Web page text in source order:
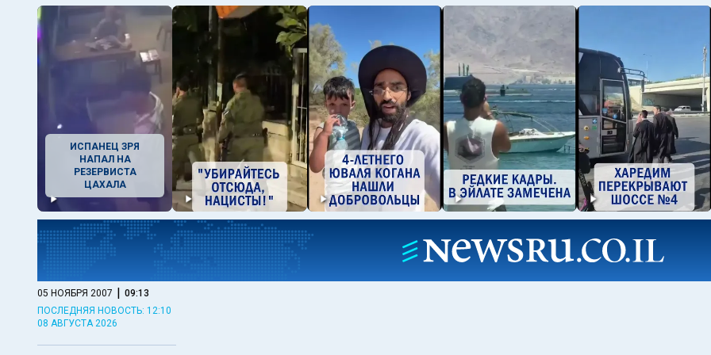
ИСПАНЕЦ ЗРЯ
НАПАЛ НА
РЕЗЕРВИСТА
ЦАХАЛА
05 НОЯБРЯ 2007 | 09:13
ПОСЛЕДНЯЯ НОВОСТЬ: 12:10
08 АВГУСТА 2026